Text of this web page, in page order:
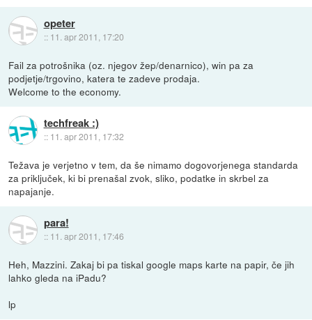
opeter
:: 11. apr 2011, 17:20
Fail za potrošnika (oz. njegov žep/denarnico), win pa za
podjetje/trgovino, katera te zadeve prodaja.
Welcome to the economy.
techfreak :)
:: 11. apr 2011, 17:32
Težava je verjetno v tem, da še nimamo dogovorjenega standarda
za priključek, ki bi prenašal zvok, sliko, podatke in skrbel za
napajanje.
para!
:: 11. apr 2011, 17:46
Heh, Mazzini. Zakaj bi pa tiskal google maps karte na papir, če jih
lahko gleda na iPadu?
lp